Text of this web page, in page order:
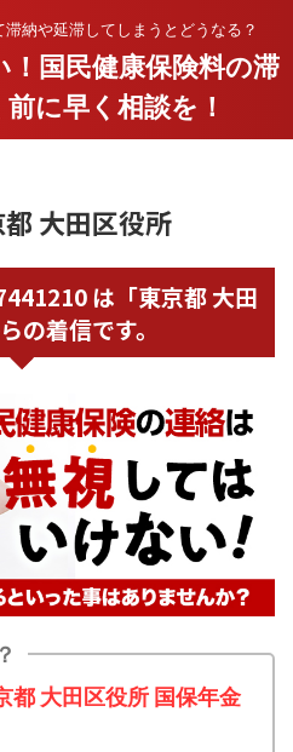
納や延滞してしまうとどうなる？
国民健康保険料の滞
に早く相談を！
大田区役所
は「東京都 大田
の着信です。
都 大田区役所 国保年金